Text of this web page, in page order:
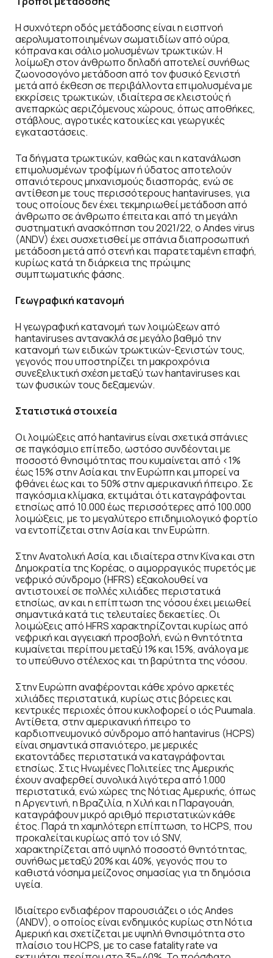
Η συχνότερη οδός μετάδοσης είναι η εισπνοή
αερολυματοποιημένων σωματιδίων από ούρα,
κόπρανα και σάλιο μολυσμένων τρωκτικών. Η
λοίμωξη στον άνθρωπο δηλαδή αποτελεί συνήθως
ζωονοσογόνο μετάδοση από τον φυσικό ξενιστή
μετά από έκθεση σε περιβάλλοντα επιμολυσμένα με
εκκρίσεις τρωκτικών, ιδιαίτερα σε κλειστούς ή
ανεπαρκώς αεριζόμενους χώρους, όπως αποθήκες,
στάβλους, αγροτικές κατοικίες και γεωργικές
εγκαταστάσεις.
Τα δήγματα τρωκτικών, καθώς και η κατανάλωση
επιμολυσμένων τροφίμων ή ύδατος αποτελούν
σπανιότερους μηχανισμούς διασποράς, ενώ σε
αντίθεση με τους περισσότερους hantaviruses, για
τους οποίους δεν έχει τεκμηριωθεί μετάδοση από
άνθρωπο σε άνθρωπο έπειτα και από τη μεγάλη
συστηματική ανασκόπηση του 2021/22, ο Andes virus
(ANDV) έχει συσχετισθεί με σπάνια διαπροσωπική
μετάδοση μετά από στενή και παρατεταμένη επαφή,
κυρίως κατά τη διάρκεια της πρώιμης
συμπτωματικής φάσης.
Γεωγραφική κατανομή
Η γεωγραφική κατανομή των λοιμώξεων από
hantaviruses αντανακλά σε μεγάλο βαθμό την
κατανομή των ειδικών τρωκτικών-ξενιστών τους,
γεγονός που υποστηρίζει τη μακροχρόνια
συνεξελικτική σχέση μεταξύ των hantaviruses και
των φυσικών τους δεξαμενών.
Στατιστικά στοιχεία
Οι λοιμώξεις από hantavirus είναι σχετικά σπάνιες
σε παγκόσμιο επίπεδο, ωστόσο συνδέονται με
ποσοστό θνησιμότητας που κυμαίνεται από <1%
έως 15% στην Ασία και την Ευρώπη και μπορεί να
φθάνει έως και το 50% στην αμερικανική ήπειρο. Σε
παγκόσμια κλίμακα, εκτιμάται ότι καταγράφονται
ετησίως από 10.000 έως περισσότερες από 100.000
λοιμώξεις, με το μεγαλύτερο επιδημιολογικό φορτίο
να εντοπίζεται στην Ασία και την Ευρώπη.
Στην Ανατολική Ασία, και ιδιαίτερα στην Κίνα και στη
Δημοκρατία της Κορέας, ο αιμορραγικός πυρετός με
νεφρικό σύνδρομο (HFRS) εξακολουθεί να
αντιστοιχεί σε πολλές χιλιάδες περιστατικά
ετησίως, αν και η επίπτωση της νόσου έχει μειωθεί
σημαντικά κατά τις τελευταίες δεκαετίες. Οι
λοιμώξεις από HFRS χαρακτηρίζονται κυρίως από
νεφρική και αγγειακή προσβολή, ενώ η θνητότητα
κυμαίνεται περίπου μεταξύ 1% και 15%, ανάλογα με
το υπεύθυνο στέλεχος και τη βαρύτητα της νόσου.
Στην Ευρώπη αναφέρονται κάθε χρόνο αρκετές
χιλιάδες περιστατικά, κυρίως στις βόρειες και
κεντρικές περιοχές όπου κυκλοφορεί ο ιός Puumala.
Αντίθετα, στην αμερικανική ήπειρο το
καρδιοπνευμονικό σύνδρομο από hantavirus (HCPS)
είναι σημαντικά σπανιότερο, με μερικές
εκατοντάδες περιστατικά να καταγράφονται
ετησίως. Στις Ηνωμένες Πολιτείες της Αμερικής
έχουν αναφερθεί συνολικά λιγότερα από 1.000
περιστατικά, ενώ χώρες της Νότιας Αμερικής, όπως
η Αργεντινή, η Βραζιλία, η Χιλή και η Παραγουάη,
καταγράφουν μικρό αριθμό περιστατικών κάθε
έτος. Παρά τη χαμηλότερη επίπτωση, το HCPS, που
προκαλείται κυρίως από τον ιό SNV,
χαρακτηρίζεται από υψηλό ποσοστό θνητότητας,
συνήθως μεταξύ 20% και 40%, γεγονός που το
καθιστά νόσημα μείζονος σημασίας για τη δημόσια
υγεία.
Ιδιαίτερο ενδιαφέρον παρουσιάζει ο ιός Andes
(ANDV), ο οποίος είναι ενδημικός κυρίως στη Νότια
Αμερική και σχετίζεται με υψηλή θνησιμότητα στο
πλαίσιο του HCPS, με το case fatality rate να